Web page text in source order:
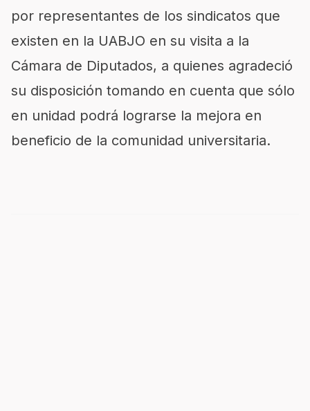
por representantes de los sindicatos que
existen en la UABJO en su visita a la
Cámara de Diputados, a quienes agradeció
su disposición tomando en cuenta que sólo
en unidad podrá lograrse la mejora en
beneficio de la comunidad universitaria.